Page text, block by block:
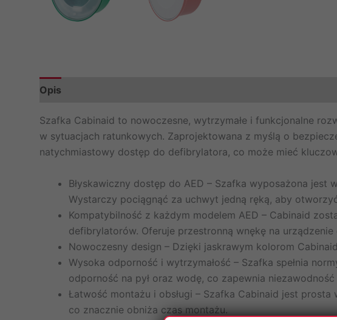
Opis
Szafka Cabinaid to nowoczesne, wytrzymałe i funkcjonalne
w sytuacjach ratunkowych. Zaprojektowana z myślą o
natychmiastowy dostęp do defibrylatora, co może mieć
Błyskawiczny dostęp do AED – Szafka wyposażona
Wystarczy pociągnąć za uchwyt jedną ręką, aby
Kompatybilność z każdym modelem AED – Cabinaid
defibrylatorów. Oferuje przestronną wnękę na
Nowoczesny design – Dzięki jaskrawym kolorom
Wysoka odporność i wytrzymałość – Szafka spełnia
odporność na pył oraz wodę, co zapewnia
Łatwość montażu i obsługi – Szafka Cabinaid jest
co znacznie obniża czas montażu.